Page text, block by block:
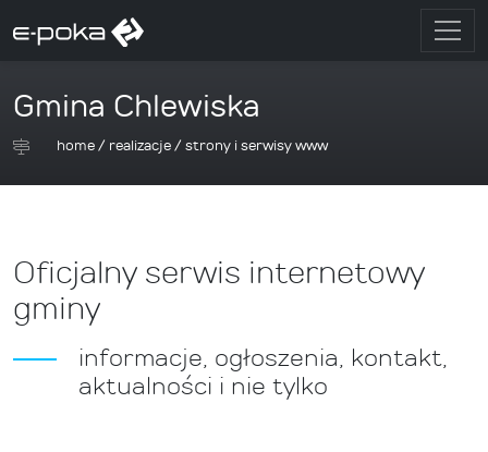
Gmina Chlewiska
home/ realizacje/strony i serwisy www
Oficjalny serwis internetowy
gminy
informacje, ogłoszenia, kontakt,
aktualności i nie tylko